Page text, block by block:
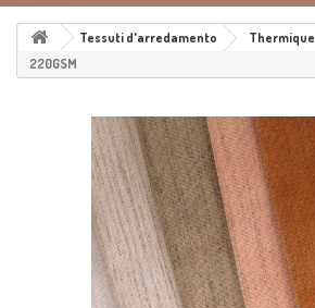
Tessuti d'arredamento Thermique
220GSM